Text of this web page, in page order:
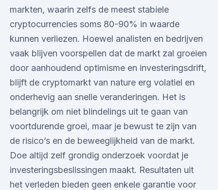
markten, waarin zelfs de meest stabiele
cryptocurrencies soms 80-90% in waarde
kunnen verliezen. Hoewel analisten en bedrijven
vaak blijven voorspellen dat de markt zal groeien
door aanhoudend optimisme en investeringsdrift,
blijft de cryptomarkt van nature erg volatiel en
onderhevig aan snelle veranderingen. Het is
belangrijk om niet blindelings uit te gaan van
voortdurende groei, maar je bewust te zijn van
de risico’s en de beweeglijkheid van de markt.
Doe altijd zelf grondig onderzoek voordat je
investeringsbeslissingen maakt. Resultaten uit
het verleden bieden geen enkele garantie voor